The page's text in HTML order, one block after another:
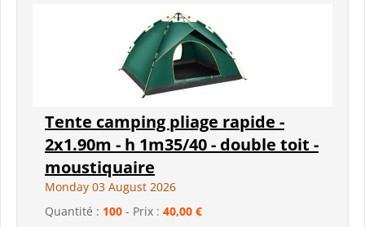
Tente camping pliage rapide -
2x1.90m - h 1m35/40 - double toit -
moustiquaire
Monday 03 August 2026
Quantité : 100 - Prix : 40,00 €